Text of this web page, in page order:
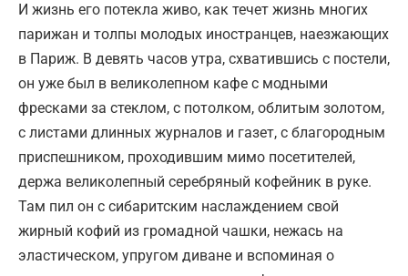
И жизнь его потекла живо, как течет жизнь многих
парижан и толпы молодых иностранцев, наезжающих
в Париж. В девять часов утра, схватившись с постели,
он уже был в великолепном кафе с модными
фресками за стеклом, с потолком, облитым золотом,
с листами длинных журналов и газет, с благородным
приспешником, проходившим мимо посетителей,
держа великолепный серебряный кофейник в руке.
Там пил он с сибаритским наслаждением свой
жирный кофий из громадной чашки, нежась на
эластическом, упругом диване и вспоминая о